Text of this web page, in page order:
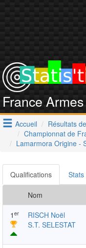
France
Accueil Résultats
Championnat de
Lamarmora Origine -
Qualifications Stats
Nom
1 er
RISCH Noël
S.T. SELESTAT